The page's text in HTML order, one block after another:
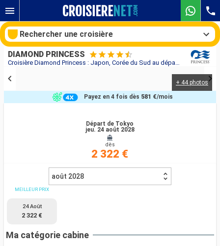
Croisière Diamond Princess : Japon, Corée du Sud au départ de Tokyo
DIAMOND PRINCESS
+ 44 photos
Départ de Tokyo
jeu. 24 août 2028
dès
2 322 €
Payez en 4 fois dès 581 €/mois
août 2028
MEILLEUR PRIX
24 Août
2 322 €
Ma catégorie cabine
Rechercher une croisière
Compagnies
Rechercher